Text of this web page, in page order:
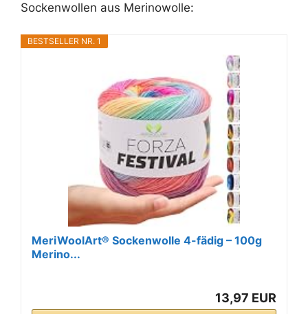
Sockenwollen aus Merinowolle:
BESTSELLER NR. 1
MeriWoolArt® Sockenwolle 4-fädig – 100g
Merino...
13,97 EUR